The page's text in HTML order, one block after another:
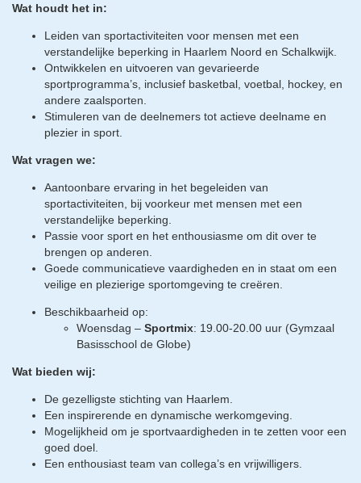
Wat houdt het in:
Leiden van sportactiviteiten voor mensen met een
verstandelijke beperking in Haarlem Noord en Schalkwijk.
Ontwikkelen en uitvoeren van gevarieerde
sportprogramma’s, inclusief basketbal, voetbal, hockey, en
andere zaalsporten.
Stimuleren van de deelnemers tot actieve deelname en
plezier in sport.
Wat vragen we:
Aantoonbare ervaring in het begeleiden van
sportactiviteiten, bij voorkeur met mensen met een
verstandelijke beperking.
Passie voor sport en het enthousiasme om dit over te
brengen op anderen.
Goede communicatieve vaardigheden en in staat om een
veilige en plezierige sportomgeving te creëren.
Beschikbaarheid op:
Woensdag – Sportmix: 19.00-20.00 uur (Gymzaal
Basisschool de Globe)
Wat bieden wij:
De gezelligste stichting van Haarlem.
Een inspirerende en dynamische werkomgeving.
Mogelijkheid om je sportvaardigheden in te zetten voor een
goed doel.
Een enthousiast team van collega’s en vrijwilligers.